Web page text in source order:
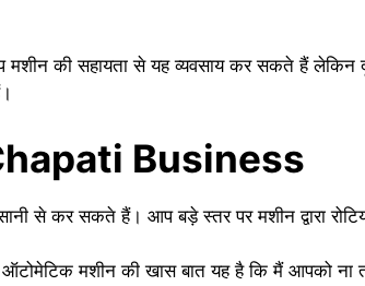
मशीन की सहायता से यह व्यवसाय कर सकते हैं लेकिन
Chapati Business
से कर सकते हैं। आप बड़े स्तर पर मशीन द्वारा
मशीन की खास बात यह है कि मैं आपको ना